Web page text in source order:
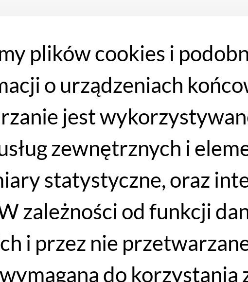
WYPRZEDAŻ
plików cookies i
o urządzeniach
jest
zewnętrznych i
statystyczne, oraz
zależności od funkcji
i przez nie
do korzystania